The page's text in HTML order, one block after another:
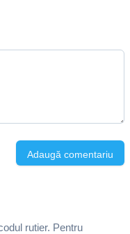
Adaugă comentariu
rutier. Pentru